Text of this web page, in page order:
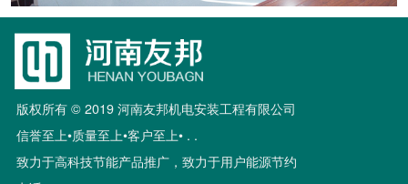
版权所有 © 2019 河南友邦机电安装工程有限公司
信誉至上•质量至上•客户至上• . .
致力于高科技节能产品推广，致力于用户能源节约